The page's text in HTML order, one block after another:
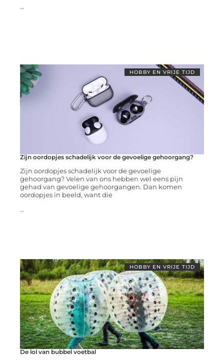
...
HOBBY EN VRIJE TIJD
Zijn oordopjes schadelijk voor de gevoelige gehoorgang?
Zijn oordopjes schadelijk voor de gevoelige
gehoorgang? Velen van ons hebben wel eens pijn
gehad van gevoelige gehoorgangen. Dan komen
oordopjes in beeld, want die
...
HOBBY EN VRIJE TIJD
De lol van bubbel voetbal